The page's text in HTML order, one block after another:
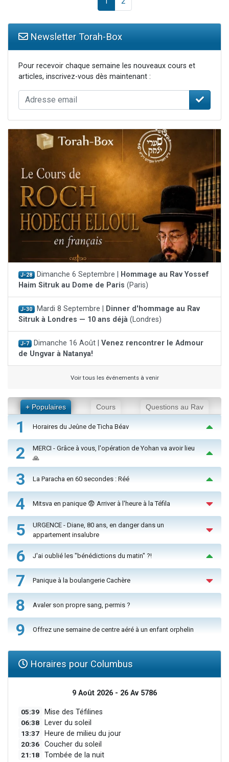
Newsletter Torah-Box
Pour recevoir chaque semaine les nouveaux cours et
articles, inscrivez-vous dès maintenant :
J-28 Dimanche 6 Septembre |
Hommage au Rav Yossef
Haim Sitruk au Dome de Paris (Paris)
J-30 Mardi 8 Septembre |
Dinner d'hommage au Rav
Sitruk à Londres — 10 ans déjà (Londres)
J-7 Dimanche 16 Août | Venez rencontrer le Admour
de Ungvar à Natanya!
Voir tous les événements à venir
+ Populaires Cours Questions au Rav
1 Horaires du Jeûne de Ticha Béav
2
MERCI - Grâce à vous, l'opération de Yohan va avoir lieu
🙏
3 La Paracha en 60 secondes : Réé
4 Mitsva en panique 😨 Arriver à l'heure à la Téfila
5
URGENCE - Diane, 80 ans, en danger dans un
appartement insalubre
6 J'ai oublié les "bénédictions du matin" ?!
7 Panique à la boulangerie Cachère
8 Avaler son propre sang, permis ?
9 Offrez une semaine de centre aéré à un enfant orphelin
Horaires pour Columbus
9 Août 2026 - 26 Av 5786
05:39 Mise des Téfilines
06:38 Lever du soleil
13:37 Heure de milieu du jour
20:36 Coucher du soleil
21:18 Tombée de la nuit